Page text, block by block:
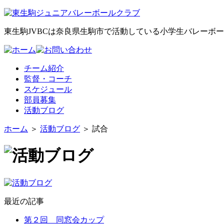
東生駒JVBCは奈良県生駒市で活動している小学生バレーボー
チーム紹介
監督・コーチ
スケジュール
部員募集
活動ブログ
ホーム ＞ 活動ブログ ＞ 試合
最近の記事
第２回 同窓会カップ